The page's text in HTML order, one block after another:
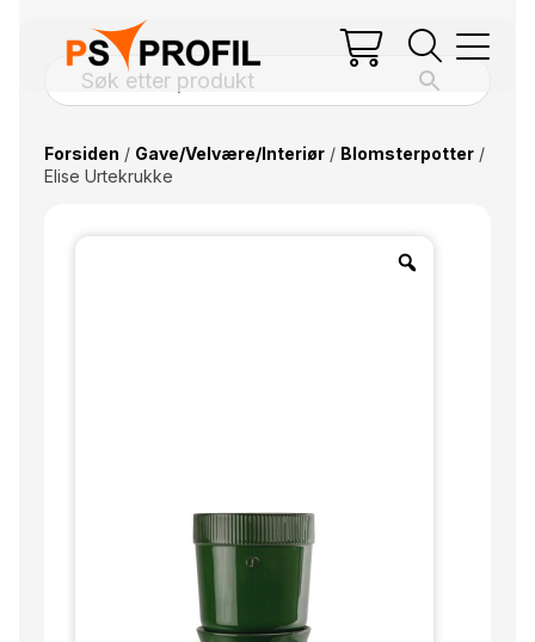
Forsiden / Gave/Velvære/Interiør/ Blomsterpotter/
Elise Urtekrukke